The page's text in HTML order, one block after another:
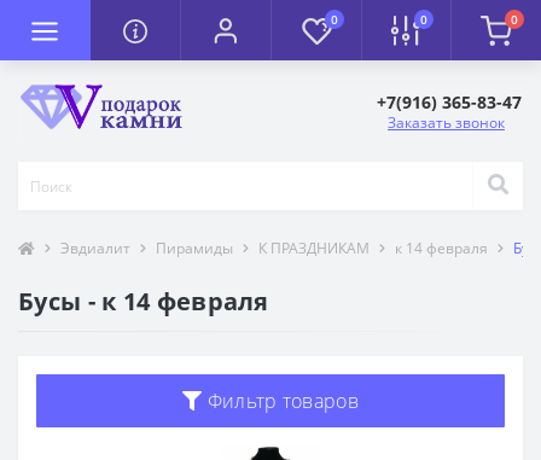
0 0 0
+7(916) 365-83-47
Заказать звонок
Эвдиалит Пирамиды К ПРАЗДНИКАМ к 14 февраля
Бусы - к 14 февраля
Фильтр товаров